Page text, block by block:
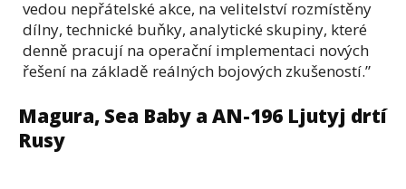
vedou nepřátelské akce, na velitelství rozmístěny
dílny, technické buňky, analytické skupiny, které
denně pracují na operační implementaci nových
řešení na základě reálných bojových zkušeností.”
Magura, Sea Baby a AN-196 Ljutyj drtí
Rusy